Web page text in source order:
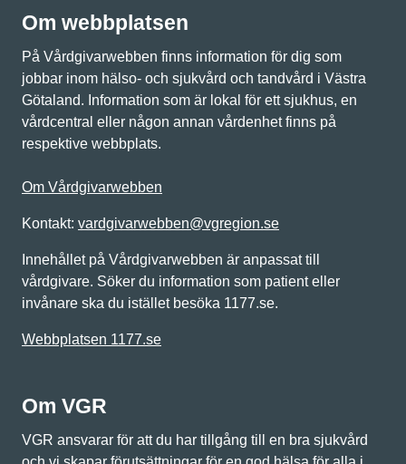
Om webbplatsen
På Vårdgivarwebben finns information för dig som
jobbar inom hälso- och sjukvård och tandvård i Västra
Götaland. Information som är lokal för ett sjukhus, en
vårdcentral eller någon annan vårdenhet finns på
respektive webbplats.
Om Vårdgivarwebben
Kontakt: vardgivarwebben@vgregion.se
Innehållet på Vårdgivarwebben är anpassat till
vårdgivare. Söker du information som patient eller
invånare ska du istället besöka 1177.se.
Webbplatsen 1177.se
Om VGR
VGR ansvarar för att du har tillgång till en bra sjukvård